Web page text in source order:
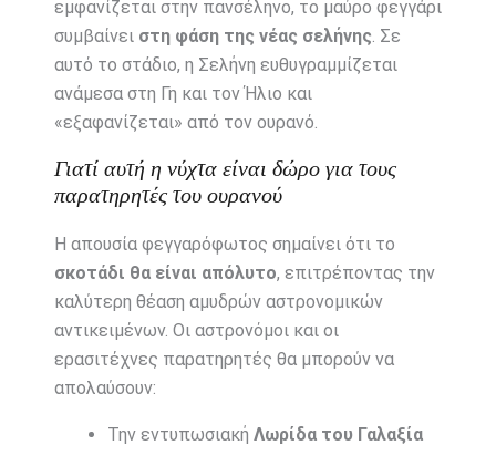
εμφανίζεται στην πανσέληνο, το μαύρο φεγγάρι
συμβαίνει στη φάση της νέας σελήνης . Σε
αυτό το στάδιο, η Σελήνη ευθυγραμμίζεται
ανάμεσα στη Γη και τον Ήλιο και
«εξαφανίζεται» από τον ουρανό.
Γιατί αυτή η νύχτα είναι δώρο για τους
παρατηρητές του ουρανού
Η απουσία φεγγαρόφωτος σημαίνει ότι το
σκοτάδι θα είναι απόλυτο, επιτρέποντας την
καλύτερη θέαση αμυδρών αστρονομικών
αντικειμένων. Οι αστρονόμοι και οι
ερασιτέχνες παρατηρητές θα μπορούν να
απολαύσουν:
Την εντυπωσιακή Λωρίδα του Γαλαξία